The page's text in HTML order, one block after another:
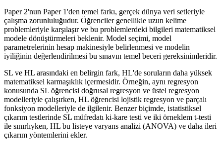
Paper 2'nun Paper 1'den temel farkı, gerçek dünya veri setleriyle
çalışma zorunluluğudur. Öğrenciler genellikle uzun kelime
problemleriyle karşılaşır ve bu problemlerdeki bilgileri matematiksel
modele dönüştürmeleri beklenir. Model seçimi, model
parametrelerinin hesap makinesiyle belirlenmesi ve modelin
iyiliğinin değerlendirilmesi bu sınavın temel beceri gereksinimleridir.
SL ve HL arasındaki en belirgin fark, HL'de soruların daha yüksek
matematiksel karmaşıklık içermesidir. Örneğin, aynı regresyon
konusunda SL öğrencisi doğrusal regresyon ve üstel regresyon
modelleriyle çalışırken, HL öğrencisi lojistik regresyon ve parçalı
fonksiyon modelleriyle de ilgilenir. Benzer biçimde, istatistiksel
çıkarım testlerinde SL müfredatı ki-kare testi ve iki örneklem t-testi
ile sınırlıyken, HL bu listeye varyans analizi (ANOVA) ve daha ileri
çıkarım yöntemlerini ekler.